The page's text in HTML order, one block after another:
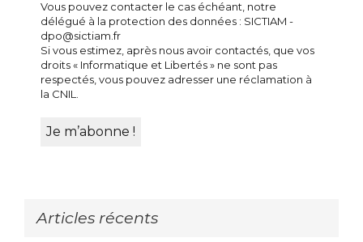
Vous pouvez contacter le cas échéant, notre
délégué à la protection des données : SICTIAM -
dpo@sictiam.fr
Si vous estimez, après nous avoir contactés, que vos
droits « Informatique et Libertés » ne sont pas
respectés, vous pouvez adresser une réclamation à
la CNIL.
Articles récents